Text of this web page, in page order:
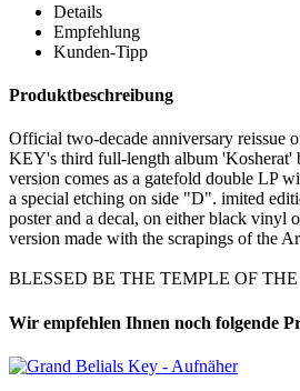
Details
Empfehlung
Kunden-Tipp
Produktbeschreibung
Official two-decade anniversary
KEY's third full-length album
version comes as a gatefold double LP
a special etching on side "D". imited
poster and a decal, on either black vinyl
version made with the scrapings of the
BLESSED BE THE TEMPLE OF
Wir empfehlen Ihnen noch folgende